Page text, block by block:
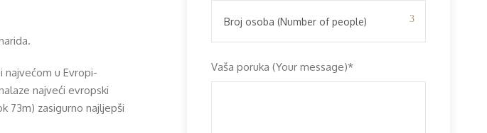
Vaša poruka (Your message)*
najvećom u Evropi-
najveći evropski
73m) zasigurno najljepši